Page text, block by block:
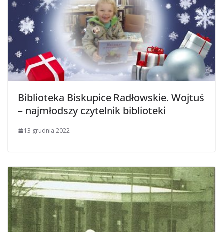
Biblioteka Biskupice Radłowskie. Wojtuś
– najmłodszy czytelnik biblioteki
13 grudnia 2022